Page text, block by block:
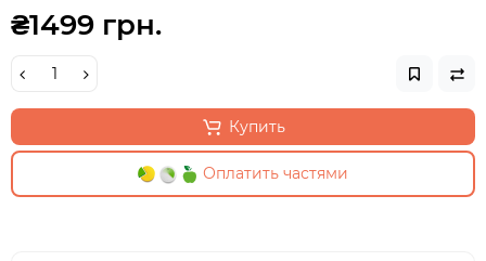
₴1499 грн.
Купить
Оплатить частями